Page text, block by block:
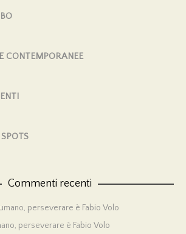
CONTEMPORANEE
Commenti recenti
perseverare è Fabio Volo
perseverare è Fabio Volo